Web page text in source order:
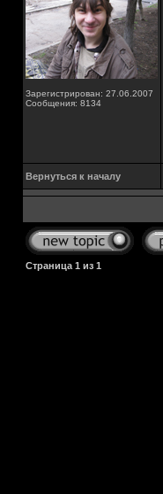
Зарегистрирован: 27.06.2007
Сообщения: 8134
Вернуться к началу
Страница 1 из 1